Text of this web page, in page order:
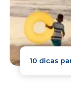
10 dicas